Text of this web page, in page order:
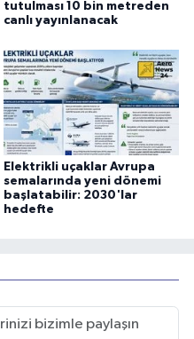
tutulması 10 bin metreden
canlı yayınlanacak
Elektrikli uçaklar Avrupa
semalarında yeni dönemi
başlatabilir: 2030'lar
hedefte